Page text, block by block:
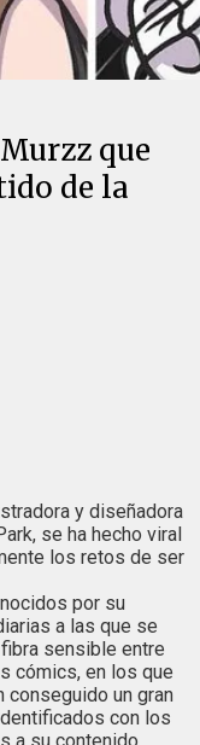
que
de la
y diseñadora
se ha hecho viral
los retos de ser
por su
a las que se
sensible entre
cómics, en los que
conseguido un gran
con los